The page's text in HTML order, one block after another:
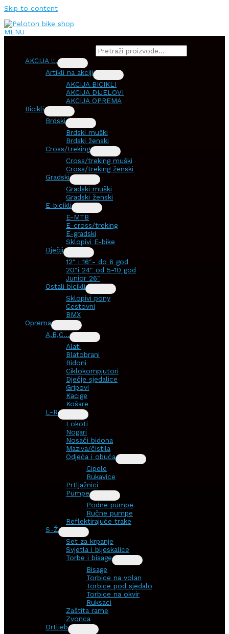
Skip to content
MENU
AKCIJA !!!
Artikli na akciji
AKCIJA BICIKLI
AKCIJA DIJELOVI
AKCIJA OPREMA
Bicikli
Brdski
Brdski muški
Brdski ženski
Cross/treking
Cross/treking muški
Cross/treking ženski
Gradski
Gradski muški
Gradski ženski
E-bicikli
E-MTB
E-cross/treking
E-gradski
Sklopivi E-bike
Dječji
12″ i 16″- do 6 god
20″i 24″ od 5-10 god
Junior 26″
Ostali bicikli
Sklopivi pony
Cestovni
BMX
Oprema
A,B,C…
Alati
Blatobrani
Bidoni
Ciklokompjutori
Dječje sjedalice
Gripovi
Kacige
Košare
L-R
Lokoti
Nogari
Nosači bidona
Maziva/čistila
Odjeća i obuća
Cipele
Rukavice
Prtljažnici
Pumpe
Podne pumpe
Ručne pumpe
Reflektirajuće trake
S-Ž
Set za krpanje
Svjetla i bljeskalice
Torbe i bisage
Bisage
Torbice na volan
Torbice pod sjedalo
Torbice na okvir
Ruksaci
Zaštita rame
Zvonca
Ortlieb